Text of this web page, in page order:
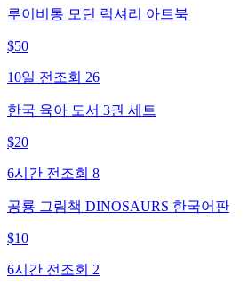
루이비통 모던 럭셔리 아트북
$50
10일 전 조회 26
한국 육아 도서 3권 세트
$20
6시간 전 조회 8
공룡 그림책 DINOSAURS 한국어판
$10
6시간 전 조회 2